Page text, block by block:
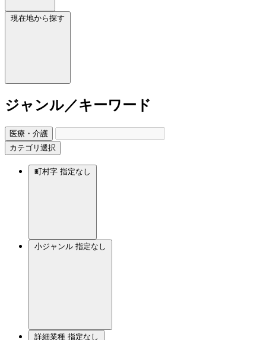
現在地から探す
ジャンル／キーワード
医療・介護
カテゴリ選択
町村字 指定なし
小ジャンル 指定なし
詳細業種 指定なし